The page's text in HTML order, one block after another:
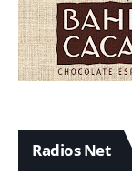
Radios Net